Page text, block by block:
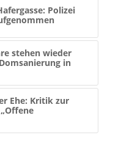
Polizei
stehen wieder
in
Ehe: Kritik zur